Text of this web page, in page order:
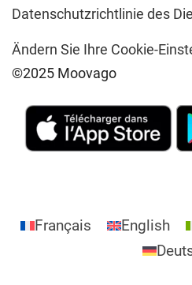
Datenschutzrichtlinie des
Ändern Sie Ihre Cookie-
©2025 Moovago
Français English